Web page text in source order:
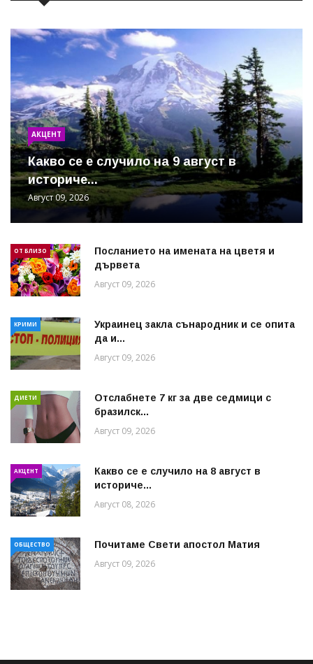
АКЦЕНТ
Какво се е случило на 9 август в
историче...
Август 09, 2026
ОТ БЛИЗО
Посланието на имената на цветя и
дървета
Август 09, 2026
КРИМИ
Украинец закла сънародник и се опита
да и...
Август 09, 2026
ДИЕТИ
Отслабнете 7 кг за две седмици с
бразилск...
Август 09, 2026
АКЦЕНТ
Какво се е случило на 8 август в
историче...
Август 08, 2026
ОБЩЕСТВО Почитаме Свети апостол Матия
Август 09, 2026